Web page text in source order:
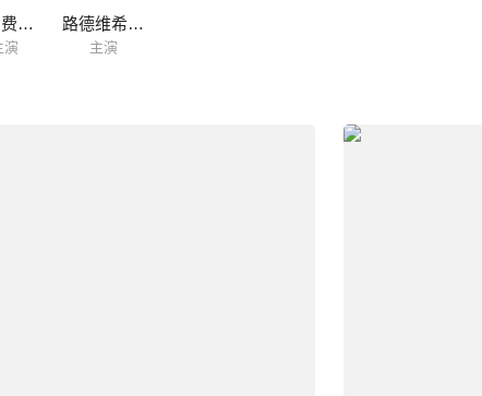
丽萨·费拉黛
演
路德维希·施托塞尔
主演